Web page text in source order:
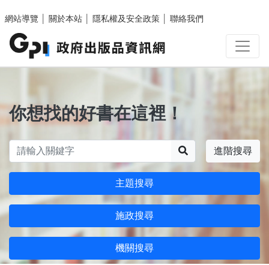
網站導覽
關於本站 隱私權及安全政策 聯絡我們
你想找的好書在這裡！
進階搜尋
主題搜尋
施政搜尋
機關搜尋